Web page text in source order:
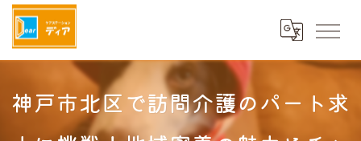
神戸市北区で訪問介護のパート求